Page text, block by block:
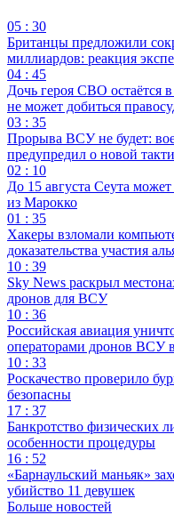
05 : 30
Британцы предложили
миллиардов: реакция
04 : 45
Дочь героя СВО остаётся
не может добиться
03 : 35
Прорыва ВСУ не будет:
предупредил о новой
02 : 10
До 15 августа Сеута
из Марокко
01 : 35
Хакеры взломали
доказательства участия
10 : 39
Sky News раскрыл
дронов для ВСУ
10 : 36
Российская авиация
операторами дронов ВСУ
10 : 33
Роскачество проверило
безопасны
17 : 37
Банкротство
особенности процедуры
16 : 52
«Барнаульский маньяк»
убийство 11 девушек
Больше новостей